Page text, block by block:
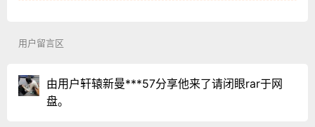
用户留言区
由用户轩辕新曼***57分享他来了请闭眼rar于网
盘。